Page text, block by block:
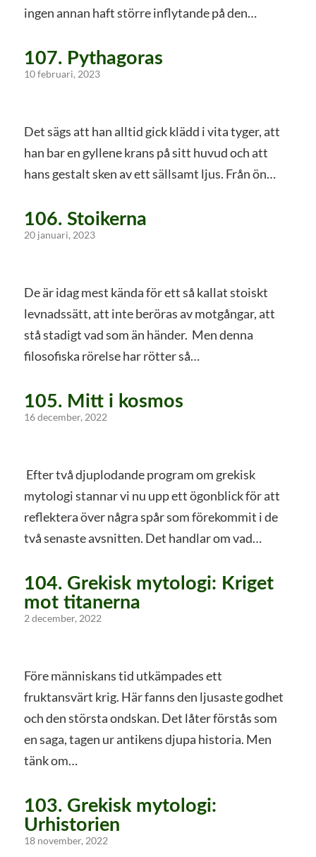
ingen annan haft större inflytande på den…
107. Pythagoras
10 februari, 2023
Det sägs att han alltid gick klädd i vita tyger, att
han bar en gyllene krans på sitt huvud och att
hans gestalt sken av ett sällsamt ljus. Från ön…
106. Stoikerna
20 januari, 2023
De är idag mest kända för ett så kallat stoiskt
levnadssätt, att inte beröras av motgångar, att
stå stadigt vad som än händer. Men denna
filosofiska rörelse har rötter så…
105. Mitt i kosmos
16 december, 2022
Efter två djuplodande program om grekisk
mytologi stannar vi nu upp ett ögonblick för att
reflektera över några spår som förekommit i de
två senaste avsnitten. Det handlar om vad…
104. Grekisk mytologi: Kriget
mot titanerna
2 december, 2022
Före människans tid utkämpades ett
fruktansvärt krig. Här fanns den ljusaste godhet
och den största ondskan. Det låter förstås som
en saga, tagen ur antikens djupa historia. Men
tänk om…
103. Grekisk mytologi:
Urhistorien
18 november, 2022